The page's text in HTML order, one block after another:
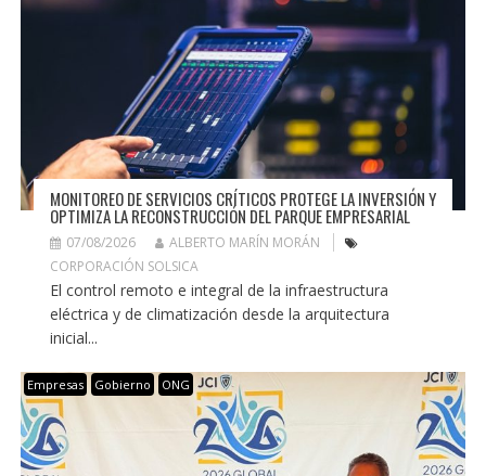
MONITOREO DE SERVICIOS CRÍTICOS PROTEGE LA INVERSIÓN Y
OPTIMIZA LA RECONSTRUCCIÓN DEL PARQUE EMPRESARIAL
07/08/2026
ALBERTO MARÍN MORÁN
CORPORACIÓN SOLSICA
El control remoto e integral de la infraestructura
eléctrica y de climatización desde la arquitectura
inicial...
Empresas Gobierno ONG